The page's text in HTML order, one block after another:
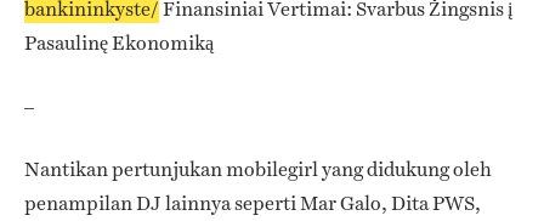
bankininkyste/Finansiniai Vertimai: Svarbus Žingsnis į
Pasaulinę Ekonomiką
–
Nantikan pertunjukan mobilegirl yang didukung oleh
penampilan DJ lainnya seperti Mar Galo, Dita PWS,